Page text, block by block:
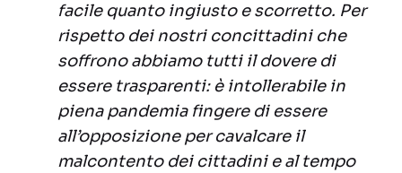
facile quanto ingiusto e scorretto. Per
rispetto dei nostri concittadini che
soffrono abbiamo tutti il dovere di
essere trasparenti: è intollerabile in
piena pandemia fingere di essere
all’opposizione per cavalcare il
malcontento dei cittadini e al tempo